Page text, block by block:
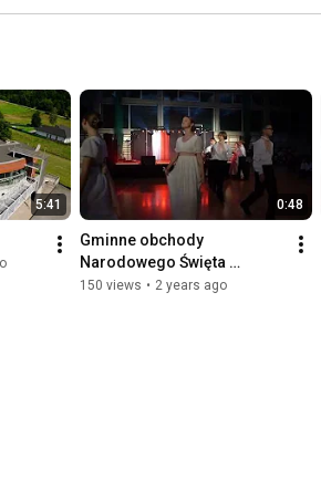
5:41 0:48
Gminne obchody
Narodowego Święta
Niepodległości, Siepraw,
150 views • 2 years ago